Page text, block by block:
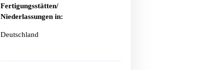
Fertigungsstätten/
Niederlassungen in:
Deutschland